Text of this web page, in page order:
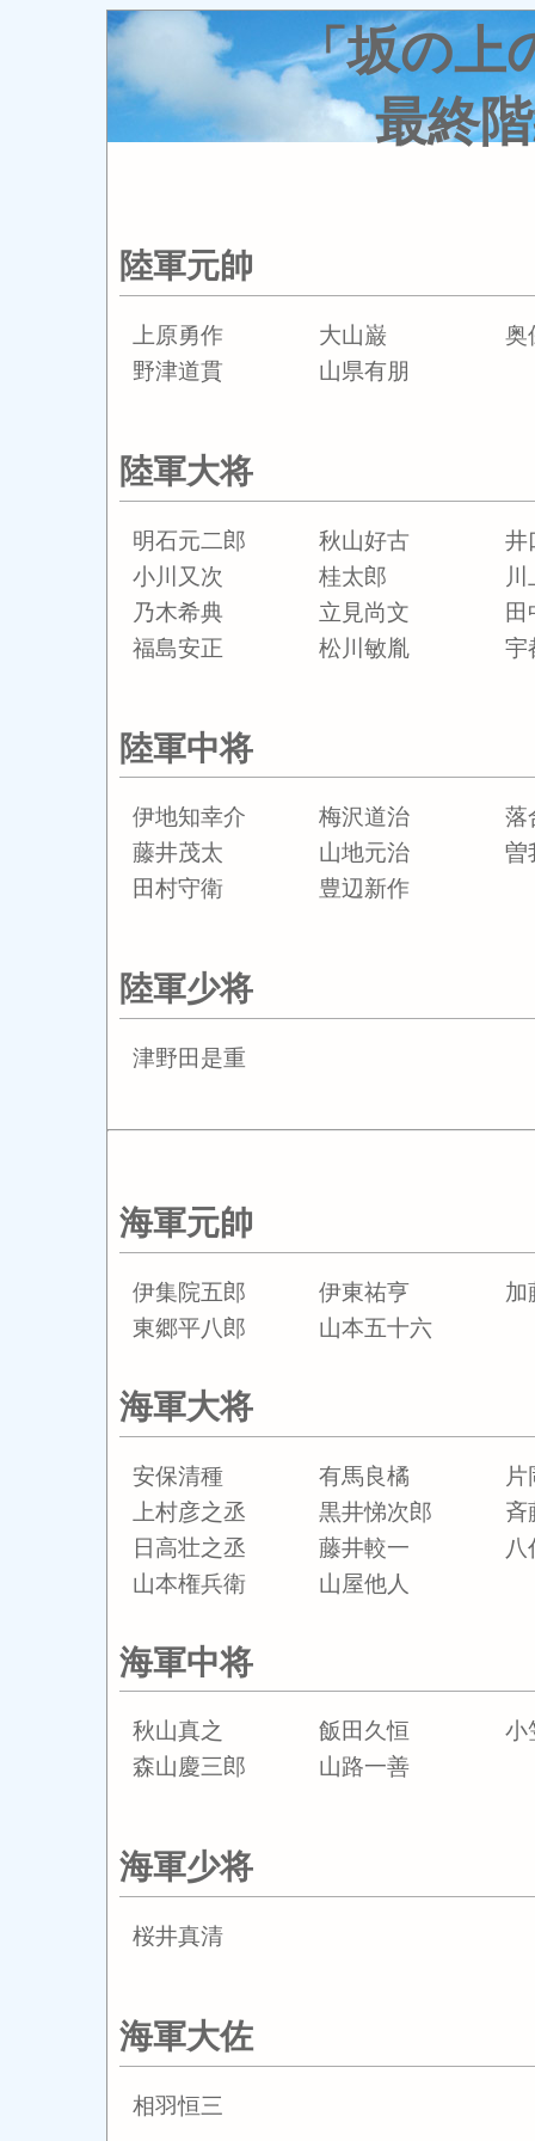
「坂の上
最終
陸軍元帥
上原勇作 大山巌
奥
野津道貫
山県有朋
陸軍大将
明石元二郎 秋山好古
井
小川又次
桂太郎
乃木希典
立見尚文
田
福島安正
松川敏胤 宇
陸軍中将
伊地知幸介 梅沢道治
落
藤井茂太
山地元治
曽
田村守衛
豊辺新作
陸軍少将
津野田是重
海軍元帥
伊集院五郎 伊東祐亨
加
東郷平八郎
山本五十六
海軍大将
安保清種 有馬良橘
片
上村彦之丞
黒井悌次郎
斉
日高壮之丞
藤井較一
八
山本権兵衛
山屋他人
海軍中将
秋山真之 飯田久恒
小
森山慶三郎
山路一善
海軍少将
桜井真清
海軍大佐
相羽恒三